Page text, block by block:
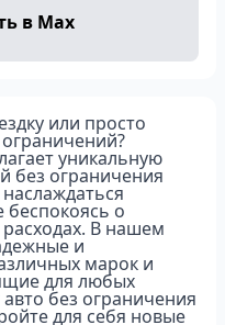
в Max
или просто
уникальную
без ограничения
о
В нашем
и
марок и
для любых
без ограничения
для себя новые